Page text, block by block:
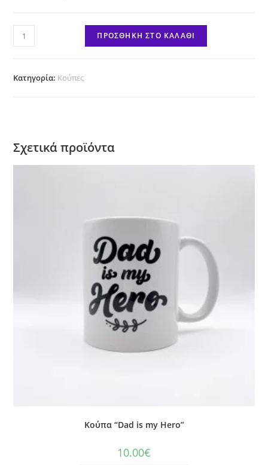
Κούπα
"Cat
block"
ΠΡΟΣΘΉΚΗ ΣΤΟ ΚΑΛΆΘΙ
Κατηγορία: Κούπες
Σχετικά προϊόντα
Κούπα “Dad is my Hero”
10.00€